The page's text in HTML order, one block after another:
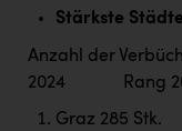
Vier Diamanten
Vorlagenportal
Stärkste
Anzahl der
2024 Rang
Graz